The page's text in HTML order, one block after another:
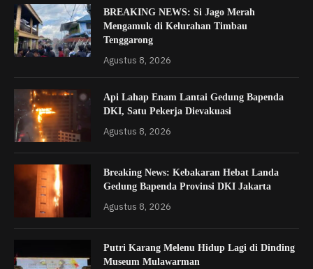
BREAKING NEWS: Si Jago Merah
Mengamuk di Kelurahan Timbau
Tenggarong
Agustus 8, 2026
Api Lahap Enam Lantai Gedung Bapenda
DKI, Satu Pekerja Dievakuasi
Agustus 8, 2026
Breaking News: Kebakaran Hebat Landa
Gedung Bapenda Provinsi DKI Jakarta
Agustus 8, 2026
Putri Karang Melenu Hidup Lagi di Dinding
Museum Mulawarman